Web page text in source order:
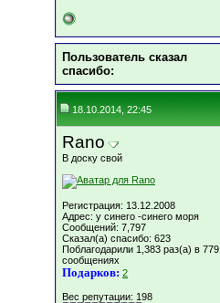
Пользователь сказал
cпасибо:
18.10.2014, 22:45
Rano
В доску свой
Регистрация: 13.12.2008
Адрес: у синего -синего моря
Сообщений: 7,797
Сказал(а) спасибо: 623
Поблагодарили 1,383 раз(а) в 779
сообщениях
Подарков: 2
Вес репутации: 198